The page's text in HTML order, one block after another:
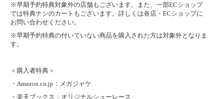
※早期予約特典対象外の店舗もございます。また、一部ECショップ
では特典ナシのカートもございます。詳しくは各店・ECショップに
お問い合わせください。
※早期予約特典の付いていない商品を購入された方は対象外となりま
す。
＜購入者特典＞
・Amazon.co.jp：メガジャケ
・楽天ブックス：オリジナルシューレース